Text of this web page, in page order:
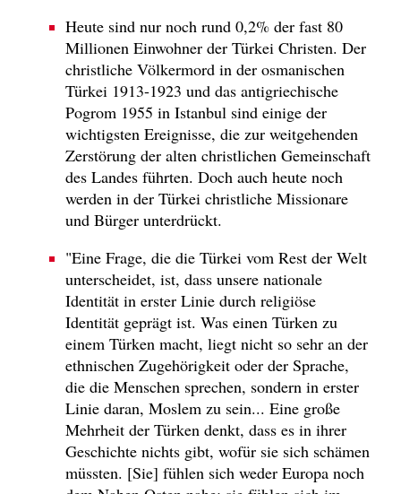
Heute sind nur noch rund 0,2% der fast 80
Millionen Einwohner der Türkei Christen. Der
christliche Völkermord in der osmanischen
Türkei 1913-1923 und das antigriechische
Pogrom 1955 in Istanbul sind einige der
wichtigsten Ereignisse, die zur weitgehenden
Zerstörung der alten christlichen Gemeinschaft
des Landes führten. Doch auch heute noch
werden in der Türkei christliche Missionare
und Bürger unterdrückt.
"Eine Frage, die die Türkei vom Rest der Welt
unterscheidet, ist, dass unsere nationale
Identität in erster Linie durch religiöse
Identität geprägt ist. Was einen Türken zu
einem Türken macht, liegt nicht so sehr an der
ethnischen Zugehörigkeit oder der Sprache,
die die Menschen sprechen, sondern in erster
Linie daran, Moslem zu sein... Eine große
Mehrheit der Türken denkt, dass es in ihrer
Geschichte nichts gibt, wofür sie sich schämen
müssten. [Sie] fühlen sich weder Europa noch